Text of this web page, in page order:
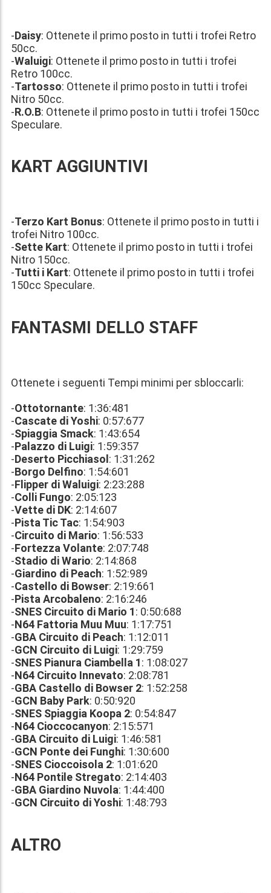
-Daisy: Ottenete il primo posto in tutti i trofei Retro
50cc.
-Waluigi: Ottenete il primo posto in tutti i trofei
Retro 100cc.
-Tartosso: Ottenete il primo posto in tutti i trofei
Nitro 50cc.
-R.O.B: Ottenete il primo posto in tutti i trofei 150cc
Speculare.
KART AGGIUNTIVI
-Terzo Kart Bonus: Ottenete il primo posto in tutti i
trofei Nitro 100cc.
-Sette Kart: Ottenete il primo posto in tutti i trofei
Nitro 150cc.
-Tutti i Kart: Ottenete il primo posto in tutti i trofei
150cc Speculare.
FANTASMI DELLO STAFF
Ottenete i seguenti Tempi minimi per sbloccarli:
-Ottotornante: 1:36:481
-Cascate di Yoshi: 0:57:677
-Spiaggia Smack: 1:43:654
-Palazzo di Luigi: 1:59:357
-Deserto Picchiasol : 1:31:262
-Borgo Delfino: 1:54:601
-Flipper di Waluigi: 2:23:288
-Colli Fungo: 2:05:123
-Vette di DK: 2:14:607
-Pista Tic Tac: 1:54:903
-Circuito di Mario: 1:56:533
-Fortezza Volante: 2:07:748
-Stadio di Wario: 2:14:868
-Giardino di Peach: 1:52:989
-Castello di Bowser: 2:19:661
-Pista Arcobaleno: 2:16:246
-SNES Circuito di Mario 1: 0:50:688
-N64 Fattoria Muu Muu: 1:17:751
-GBA Circuito di Peach: 1:12:011
-GCN Circuito di Luigi: 1:29:759
-SNES Pianura Ciambella 1: 1:08:027
-N64 Circuito Innevato: 2:08:781
-GBA Castello di Bowser 2: 1:52:258
-GCN Baby Park: 0:50:920
-SNES Spiaggia Koopa 2: 0:54:847
-N64 Cioccocanyon: 2:15:571
-GBA Circuito di Luigi: 1:46:581
-GCN Ponte dei Funghi: 1:30:600
-SNES Cioccoisola 2: 1:01:620
-N64 Pontile Stregato: 2:14:403
-GBA Giardino Nuvola: 1:44:400
-GCN Circuito di Yoshi: 1:48:793
ALTRO